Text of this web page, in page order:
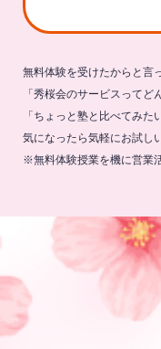
無料体験を受けたからと言
「秀桜会のサービスってど
「ちょっと塾と比べてみた
気になったら気軽にお試し
※無料体験授業を機に営業